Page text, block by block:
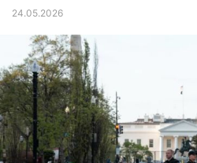
24.05.2026